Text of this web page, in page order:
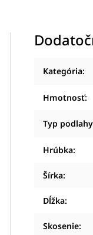
Kategória:
Hmotnosť:
Typ podlahy
Hrúbka:
Šírka:
Dĺžka:
Skosenie: